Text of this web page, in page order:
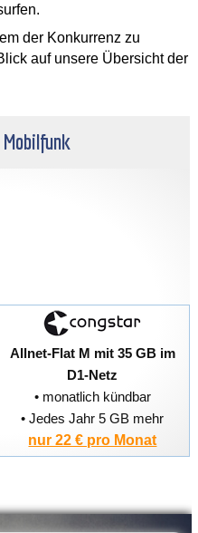
der Konkurrenz zu
auf unsere Übersicht der
Allnet-Flat M mit 35 GB im
D1-Netz
• monatlich kündbar
• Jedes Jahr 5 GB mehr
nur 22 € pro Monat